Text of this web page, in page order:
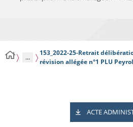
...
153_2022-25-Retrait
révision allégée n°1 PLU
ACTE